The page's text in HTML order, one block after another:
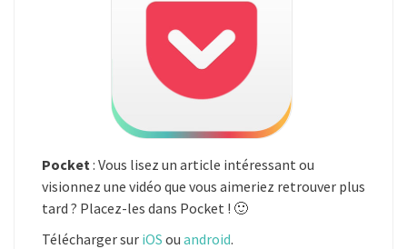
Pocket : Vous lisez un article intéressant ou
visionnez une vidéo que vous aimeriez retrouver plus
tard ? Placez-les dans Pocket ! 🙂
Télécharger sur iOS ou android.